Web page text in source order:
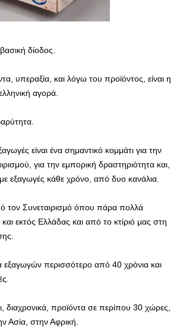
δίοδος.
υπεραξία, και λόγω του προϊόντος, είναι η
αγορά.
είναι ένα σημαντικό κομμάτι για την
για την εμπορική δραστηριότητα και,
εξαγωγές κάθε χρόνο, από δυο κανάλια.
τον Συνεταιρισμό όπου πάρα πολλά
εκτός Ελλάδας και από το κτίριό μας στη
εξαγωγών περισσότερο από 40 χρόνια και
διαχρονικά, προϊόντα σε περίπου 30 χώρες,
Ασία, στην Αφρική.